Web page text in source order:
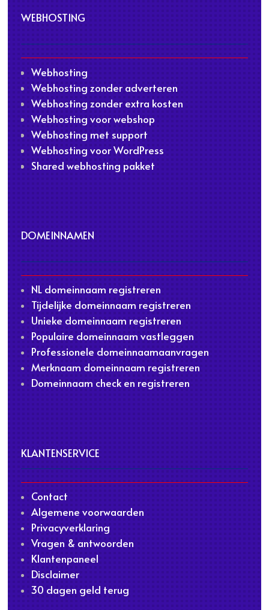
WEBHOSTING
Webhosting
Webhosting zonder adverteren
Webhosting zonder extra kosten
Webhosting voor webshop
Webhosting met support
Webhosting voor WordPress
Shared webhosting pakket
DOMEINNAMEN
NL domeinnaam registreren
Tijdelijke domeinnaam registreren
Unieke domeinnaam registreren
Populaire domeinnaam vastleggen
Professionele domeinnaamaanvragen
Merknaam domeinnaam registreren
Domeinnaam check en registreren
KLANTENSERVICE
Contact
Algemene voorwaarden
Privacyverklaring
Vragen & antwoorden
Klantenpaneel
Disclaimer
30 dagen geld terug